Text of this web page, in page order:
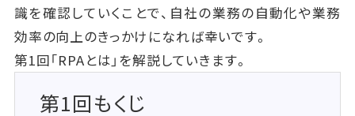
識を確認していくことで、自社の業務の自動化や業務
効率の向上のきっかけになれば幸いです。
第1回「RPAとは」を解説していきます。
第1回もくじ